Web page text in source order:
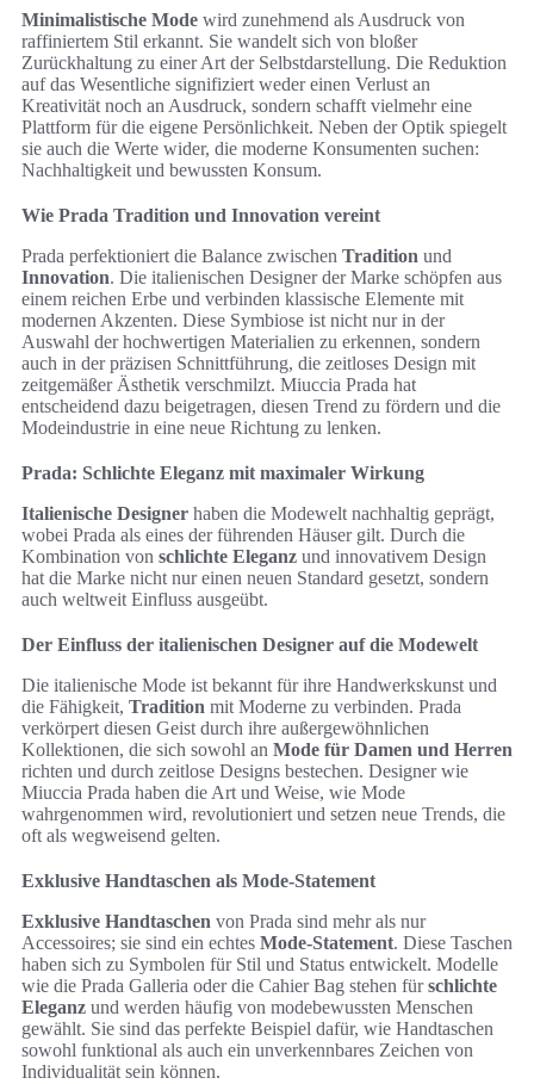
Minimalistische Mode wird zunehmend als Ausdruck von
raffiniertem Stil erkannt. Sie wandelt sich von bloßer
Zurückhaltung zu einer Art der Selbstdarstellung. Die Reduktion
auf das Wesentliche signifiziert weder einen Verlust an
Kreativität noch an Ausdruck, sondern schafft vielmehr eine
Plattform für die eigene Persönlichkeit. Neben der Optik spiegelt
sie auch die Werte wider, die moderne Konsumenten suchen:
Nachhaltigkeit und bewussten Konsum.
Wie Prada Tradition und Innovation vereint
Prada perfektioniert die Balance zwischen Tradition und
Innovation. Die italienischen Designer der Marke schöpfen aus
einem reichen Erbe und verbinden klassische Elemente mit
modernen Akzenten. Diese Symbiose ist nicht nur in der
Auswahl der hochwertigen Materialien zu erkennen, sondern
auch in der präzisen Schnittführung, die zeitloses Design mit
zeitgemäßer Ästhetik verschmilzt. Miuccia Prada hat
entscheidend dazu beigetragen, diesen Trend zu fördern und die
Modeindustrie in eine neue Richtung zu lenken.
Prada: Schlichte Eleganz mit maximaler Wirkung
Italienische Designer haben die Modewelt nachhaltig geprägt,
wobei Prada als eines der führenden Häuser gilt. Durch die
Kombination von schlichte Eleganz und innovativem Design
hat die Marke nicht nur einen neuen Standard gesetzt, sondern
auch weltweit Einfluss ausgeübt.
Der Einfluss der italienischen Designer auf die Modewelt
Die italienische Mode ist bekannt für ihre Handwerkskunst und
die Fähigkeit, Tradition mit Moderne zu verbinden. Prada
verkörpert diesen Geist durch ihre außergewöhnlichen
Kollektionen, die sich sowohl an Mode für Damen und Herren
richten und durch zeitlose Designs bestechen. Designer wie
Miuccia Prada haben die Art und Weise, wie Mode
wahrgenommen wird, revolutioniert und setzen neue Trends, die
oft als wegweisend gelten.
Exklusive Handtaschen als Mode-Statement
Exklusive Handtaschen von Prada sind mehr als nur
Accessoires; sie sind ein echtes Mode-Statement. Diese Taschen
haben sich zu Symbolen für Stil und Status entwickelt. Modelle
wie die Prada Galleria oder die Cahier Bag stehen fürschlichte
Eleganz und werden häufig von modebewussten Menschen
gewählt. Sie sind das perfekte Beispiel dafür, wie Handtaschen
sowohl funktional als auch ein unverkennbares Zeichen von
Individualität sein können.